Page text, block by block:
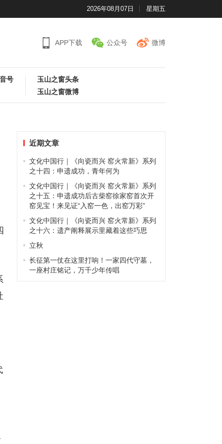
2026年08月07日 星期五
APP下载 公众号 微博
号
玉山之窗头条
玉山之窗微博
近期文章
文化中国行｜《向瓷而兴 窑火常新》系列
之十四：申遗成功，青年何为
文化中国行｜《向瓷而兴 窑火常新》系列
之十五：申遗成功后古柴窑徐家窑首次开
窑见宝！来见证“入窑一色，出窑万彩”
文化中国行｜《向瓷而兴 窑火常新》系列
之十六：遗产阐释展示里藏着这些巧思
立秋
长征第一仗在这里打响！一家四代守墓，
一座村庄铭记，万千少年传唱